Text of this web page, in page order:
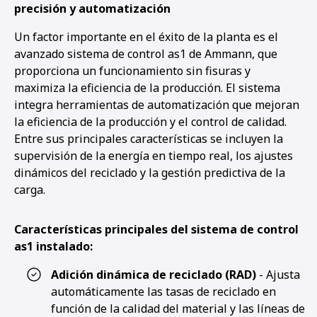
precisión y automatización
Un factor importante en el éxito de la planta es el
avanzado sistema de control as1 de Ammann, que
proporciona un funcionamiento sin fisuras y
maximiza la eficiencia de la producción. El sistema
integra herramientas de automatización que mejoran
la eficiencia de la producción y el control de calidad.
Entre sus principales características se incluyen la
supervisión de la energía en tiempo real, los ajustes
dinámicos del reciclado y la gestión predictiva de la
carga.
Características principales del sistema de control
as1 instalado:
Adición dinámica de reciclado (RAD) - Ajusta
automáticamente las tasas de reciclado en
función de la calidad del material y las líneas de